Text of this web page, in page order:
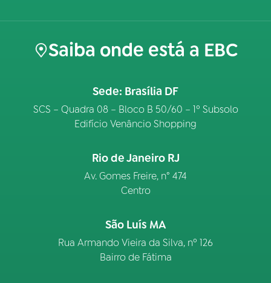
Saiba onde está a EBC
Sede: Brasília DF
SCS – Quadra 08 – Bloco B 50/60 – 1º Subsolo
Edifício Venâncio Shopping
Rio de Janeiro RJ
Av. Gomes Freire, n° 474
Centro
São Luís MA
Rua Armando Vieira da Silva, nº 126
Bairro de Fátima